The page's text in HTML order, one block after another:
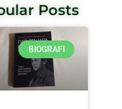
Posts
BIOGRAFI